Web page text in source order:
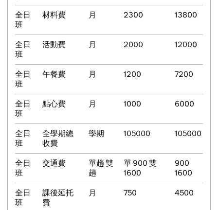
全日
班
材料費 月 2300 13800
全日
班
活動費 月 2000 12000
全日
班
午餐費 月 1200 7200
全日
班
點心費 月 1000 6000
全日
班
全學期總
收費
學期 105000 105000
全日
班
交通費
單趟 雙
趟
單 900 雙
1600
900
1600
全日
班
課後延托
費
月 750 4500